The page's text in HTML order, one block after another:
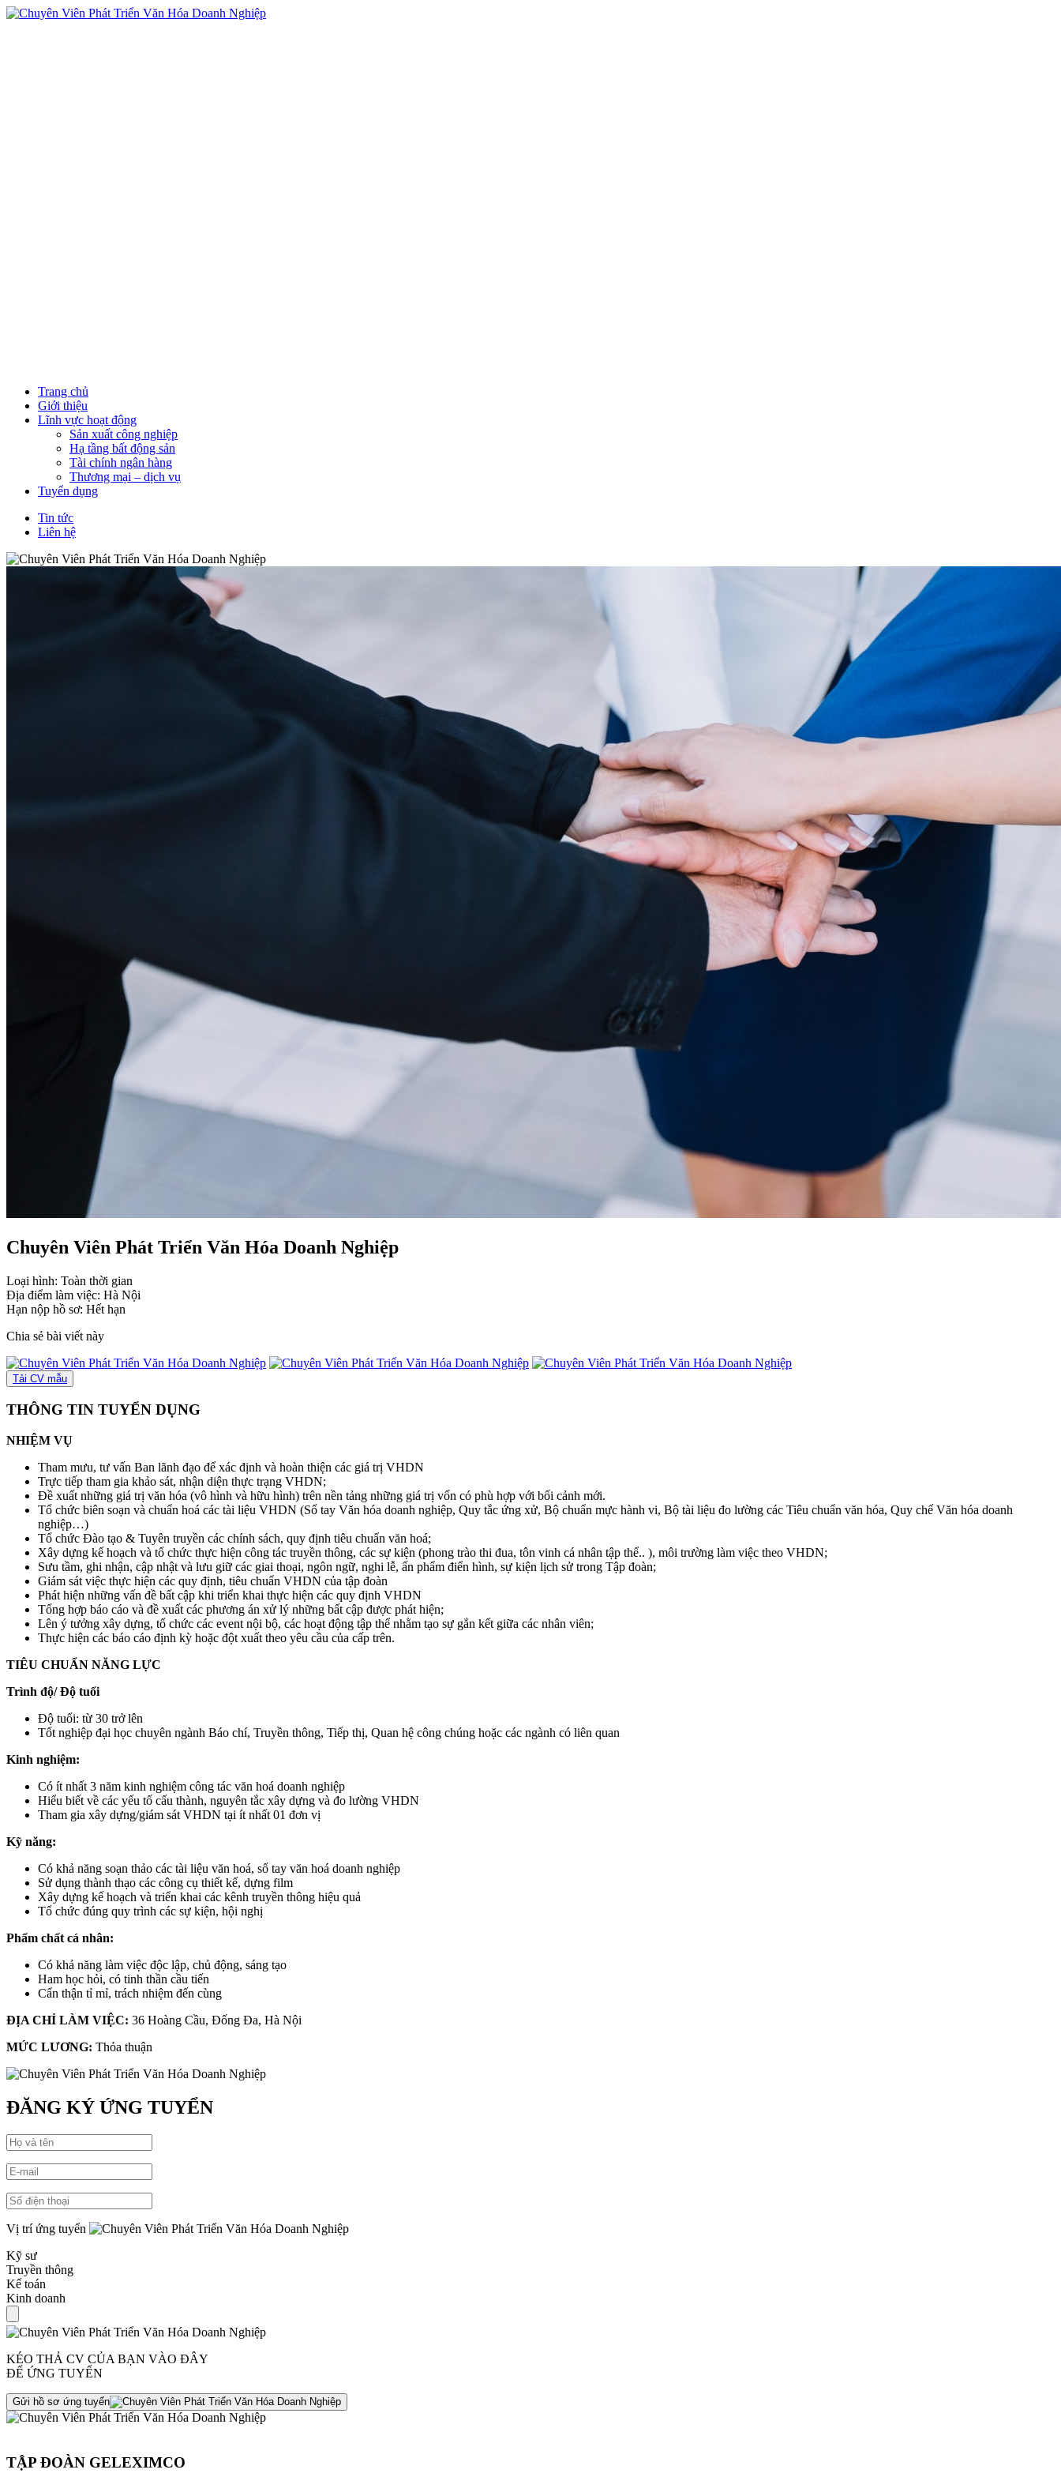
Trang chủ
Giới thiệu
Lĩnh vực hoạt động
Sản xuất công nghiệp
Hạ tầng bất động sản
Tài chính ngân hàng
Thương mại – dịch vụ
Tuyển dụng
Tin tức
Liên hệ
Chuyên Viên Phát Triển Văn Hóa Doanh Nghiệp
Loại hình: Toàn thời gian
Địa điểm làm việc: Hà Nội
Hạn nộp hồ sơ: Hết hạn
Chia sẻ bài viết này
Tải CV mẫu
THÔNG TIN TUYỂN DỤNG
NHIỆM VỤ
Tham mưu, tư vấn Ban lãnh đạo để xác định và hoàn thiện các giá trị VHDN
Trực tiếp tham gia khảo sát, nhận diện thực trạng VHDN;
Đề xuất những giá trị văn hóa (vô hình và hữu hình) trên nền tảng những giá trị vốn có phù hợp với bối cảnh mới.
Tổ chức biên soạn và chuẩn hoá các tài liệu VHDN (Sổ tay Văn hóa doanh nghiệp, Quy tắc ứng xử, Bộ chuẩn mực hành vi, Bộ tài liệu đo lường các Tiêu chuẩn văn hóa, Quy chế Văn hóa doanh
nghiệp…)
Tổ chức Đào tạo & Tuyên truyền các chính sách, quy định tiêu chuẩn văn hoá;
Xây dựng kế hoạch và tổ chức thực hiện công tác truyền thông, các sự kiện (phong trào thi đua, tôn vinh cá nhân tập thể.. ), môi trường làm việc theo VHDN;
Sưu tầm, ghi nhận, cập nhật và lưu giữ các giai thoại, ngôn ngữ, nghi lễ, ấn phẩm điển hình, sự kiện lịch sử trong Tập đoàn;
Giám sát việc thực hiện các quy định, tiêu chuẩn VHDN của tập đoàn
Phát hiện những vấn đề bất cập khi triển khai thực hiện các quy định VHDN
Tổng hợp báo cáo và đề xuất các phương án xử lý những bất cập được phát hiện;
Lên ý tưởng xây dựng, tổ chức các event nội bộ, các hoạt động tập thể nhằm tạo sự gắn kết giữa các nhân viên;
Thực hiện các báo cáo định kỳ hoặc đột xuất theo yêu cầu của cấp trên.
TIÊU CHUẨN NĂNG LỰC
Trình độ/ Độ tuổi
Độ tuổi: từ 30 trở lên
Tốt nghiệp đại học chuyên ngành Báo chí, Truyền thông, Tiếp thị, Quan hệ công chúng hoặc các ngành có liên quan
Kinh nghiệm:
Có ít nhất 3 năm kinh nghiệm công tác văn hoá doanh nghiệp
Hiểu biết về các yếu tố cấu thành, nguyên tắc xây dựng và đo lường VHDN
Tham gia xây dựng/giám sát VHDN tại ít nhất 01 đơn vị
Kỹ năng:
Có khả năng soạn thảo các tài liệu văn hoá, sổ tay văn hoá doanh nghiệp
Sử dụng thành thạo các công cụ thiết kế, dựng film
Xây dựng kế hoạch và triển khai các kênh truyền thông hiệu quả
Tổ chức đúng quy trình các sự kiện, hội nghị
Phẩm chất cá nhân:
Có khả năng làm việc độc lập, chủ động, sáng tạo
Ham học hỏi, có tinh thần cầu tiến
Cẩn thận tỉ mỉ, trách nhiệm đến cùng
ĐỊA CHỈ LÀM VIỆC: 36 Hoàng Cầu, Đống Đa, Hà Nội
MỨC LƯƠNG: Thỏa thuận
ĐĂNG KÝ ỨNG TUYỂN
Vị trí ứng tuyển
Kỹ sư
Truyền thông
Kế toán
Kinh doanh
KÉO THẢ CV CỦA BẠN VÀO ĐÂY
ĐỂ ỨNG TUYỂN
Gửi hồ sơ ứng tuyển
TẬP ĐOÀN GELEXIMCO